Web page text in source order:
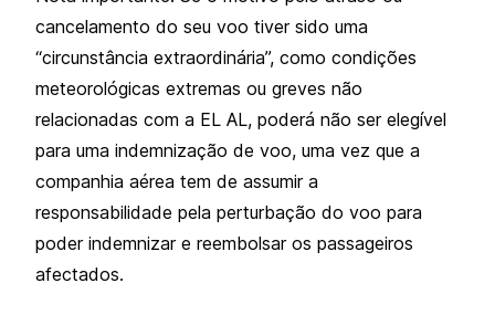
cancelamento do seu voo tiver sido uma
“circunstância extraordinária”, como condições
meteorológicas extremas ou greves não
relacionadas com a EL AL, poderá não ser elegível
para uma indemnização de voo, uma vez que a
companhia aérea tem de assumir a
responsabilidade pela perturbação do voo para
poder indemnizar e reembolsar os passageiros
afectados.